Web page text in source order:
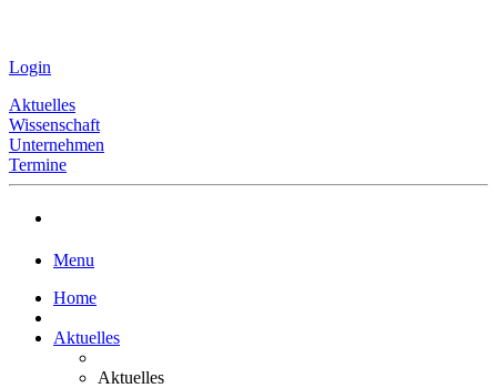
Login
Aktuelles
Wissenschaft
Unternehmen
Termine
Menu
Home
Aktuelles
Aktuelles